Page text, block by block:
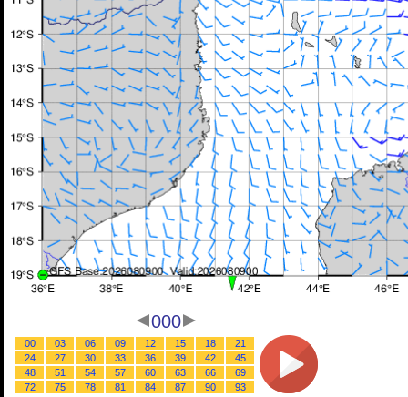
000
00 03 06 09 12 15 18
21
24
27 30 33 36 39 42
45
48
51 54 57 60 63 66
69
72
75 78 81 84 87 90 93